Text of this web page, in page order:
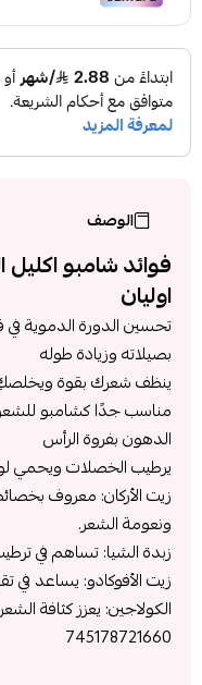
الوصف
فوائد شامبو
اوليان
تحسين الدورة الدموية في
بصيلاته وزيادة طوله
ينظف شعرك بقوة ويخلصكِ
مناسب جدًا كشامبو للشعر
الدهون بفروة الرأس
يرطيب الخصلات ويحمي
زيت الأركان: معروف
ونعومة الشعر.
زبدة الشيا: تساهم في
زيت الأفوكادو: يساعد في
الكولاجين: يعزز كثافة
745178721660